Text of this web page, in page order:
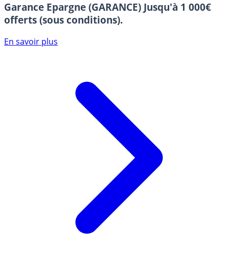
Garance Epargne (GARANCE) Jusqu'à 1 000€
offerts (sous conditions).
En savoir plus